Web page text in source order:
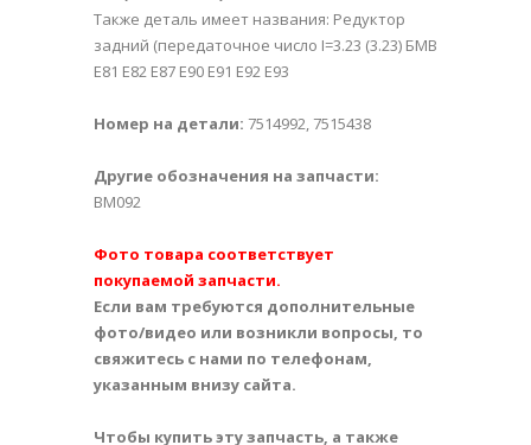
Также деталь имеет названия: Редуктор
задний (передаточное число I=3.23 (3.23) БМВ
Е81 Е82 Е87 Е90 Е91 Е92 Е93
Номер на детали: 7514992, 7515438
Другие обозначения на запчасти:
BM092
Фото товара соответствует
покупаемой запчасти.
Если вам требуются дополнительные
фото/видео или возникли вопросы, то
свяжитесь с нами по телефонам,
указанным внизу сайта.
Чтобы купить эту запчасть, а также